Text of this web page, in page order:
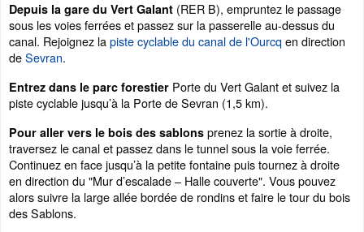
Depuis la gare du Vert Galant (RER B), empruntez le passage
sous les voies ferrées et passez sur la passerelle au-dessus du
canal. Rejoignez lapiste cyclable du canal de l'Ourcqen direction
deSevran.
Entrez dans le parc forestier Porte du Vert Galant et suivez la
piste cyclable jusqu’à la Porte de Sevran (1,5 km).
Pour aller vers le bois des sablons prenez la sortie à droite,
traversez le canal et passez dans le tunnel sous la voie ferrée.
Continuez en face jusqu’à la petite fontaine puis tournez à droite
en direction du "Mur d’escalade – Halle couverte". Vous pouvez
alors suivre la large allée bordée de rondins et faire le tour du bois
des Sablons.